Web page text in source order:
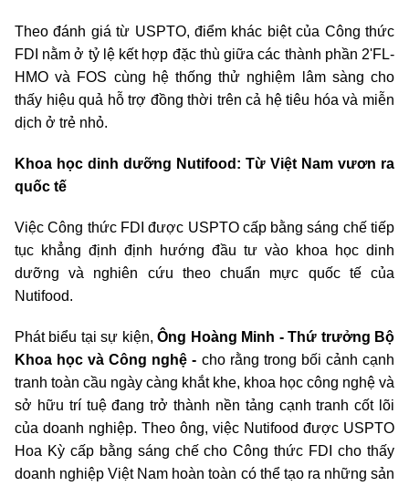
Theo đánh giá từ USPTO, điểm khác biệt của Công thức
FDI nằm ở tỷ lệ kết hợp đặc thù giữa các thành phần 2'FL-
HMO và FOS cùng hệ thống thử nghiệm lâm sàng cho
thấy hiệu quả hỗ trợ đồng thời trên cả hệ tiêu hóa và miễn
dịch ở trẻ nhỏ.
Khoa học dinh dưỡng Nutifood: Từ Việt Nam vươn ra
quốc tế
Việc Công thức FDI được USPTO cấp bằng sáng chế tiếp
tục khẳng định định hướng đầu tư vào khoa học dinh
dưỡng và nghiên cứu theo chuẩn mực quốc tế của
Nutifood.
Phát biểu tại sự kiện,Ông Hoàng Minh - Thứ trưởng Bộ
Khoa học và Công nghệ - cho rằng trong bối cảnh cạnh
tranh toàn cầu ngày càng khắt khe, khoa học công nghệ và
sở hữu trí tuệ đang trở thành nền tảng cạnh tranh cốt lõi
của doanh nghiệp. Theo ông, việc Nutifood được USPTO
Hoa Kỳ cấp bằng sáng chế cho Công thức FDI cho thấy
doanh nghiệp Việt Nam hoàn toàn có thể tạo ra những sản